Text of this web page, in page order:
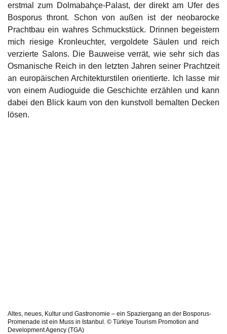
erstmal zum Dolmabahçe-Palast, der direkt am Ufer des
Bosporus thront. Schon von außen ist der neobarocke
Prachtbau ein wahres Schmuckstück. Drinnen begeistern
mich riesige Kronleuchter, vergoldete Säulen und reich
verzierte Salons. Die Bauweise verrät, wie sehr sich das
Osmanische Reich in den letzten Jahren seiner Prachtzeit
an europäischen Architekturstilen orientierte. Ich lasse mir
von einem Audioguide die Geschichte erzählen und kann
dabei den Blick kaum von den kunstvoll bemalten Decken
lösen.
Altes, neues, Kultur und Gastronomie – ein Spaziergang an der Bosporus-
Promenade ist ein Muss in Istanbul. © Türkiye Tourism Promotion and
Development Agency (TGA)